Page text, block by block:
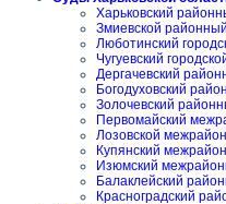
Харьковский
Змиевской
Люботинский
Чугуевский
Дергачевский
Богодуховский
Золочевский
Первомайский
Лозовской
Купянский
Изюмский
Балаклейский
Красноградский